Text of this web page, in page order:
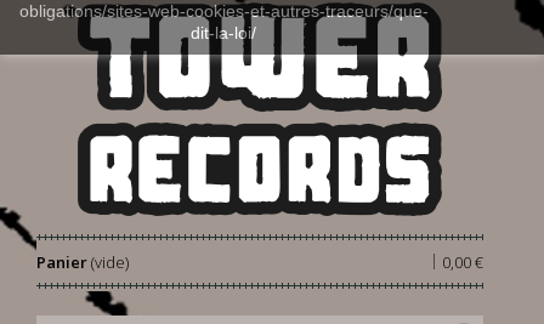
obligations/sites-web-cookies-et-autres-traceurs/que-
dit-la-loi/
Panier 0,00 €
|
(vide)